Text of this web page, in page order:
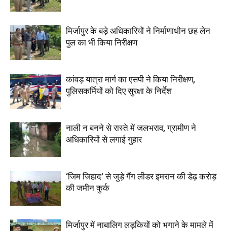
मिर्जापुर के बड़े अधिकारियों ने निर्माणाधीन छह लेन
पुल का भी किया निरीक्षण
कांवड़ यात्रा मार्ग का एसपी ने किया निरीक्षण,
पुलिसकर्मियों को दिए सुरक्षा के निर्देश
नाली न बनने से रास्ते में जलभराव, ग्रामीण ने
अधिकारियों से लगाई गुहार
‘जिम जिहाद’ से जुड़े गैंग लीडर इमरान की डेढ़ करोड़
की जमीन कुर्क
मिर्जापुर में नाबालिग लड़कियों को भगाने के मामले में